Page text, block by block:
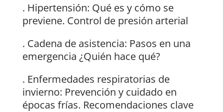
. Hipertensión: Qué es y cómo se
previene. Control de presión arterial
. Cadena de asistencia: Pasos en una
emergencia ¿Quién hace qué?
. Enfermedades respiratorias de
invierno: Prevención y cuidado en
épocas frías. Recomendaciones clave